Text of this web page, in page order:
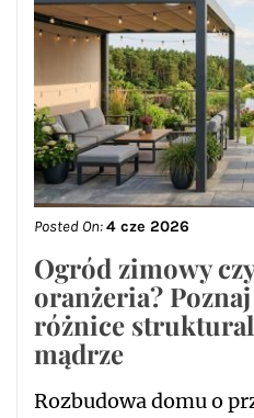
Posted On:4 cze 2026
Ogród zimowy
oranżeria?
różnice
mądrze
Rozbudowa domu o